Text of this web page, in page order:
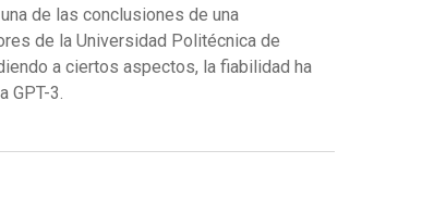
de las conclusiones de una
de la Universidad Politécnica de
a ciertos aspectos, la fiabilidad ha
GPT-3.